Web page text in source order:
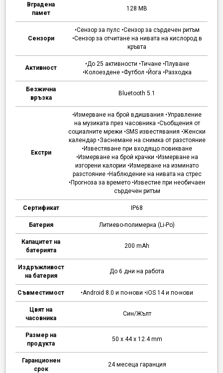
Вградена
памет
128 MB
Сензори
•Сензор за пулс •Сензор за сърдечен ритъм
•Сензор за отчитане на нивата на кислород в
кръвта
Активност
•До 25 активности •Тичане •Плуване
•Колоездене •Футбол •Йога •Разходка
Безжична
връзка
Bluetooth 5.1
Екстри
•Измерване на брой вдишвания •Управление
на музиката през часовника •Съобщения от
социалните мрежи •SMS известявания •Женски
календар •Заснемане на снимка от разстояние
•Известяване при входящо повикване
•Измерване на брой крачки •Измерване на
изгорени калории •Измерване на изминато
разстояние •Наблюдение на нивата на стрес
•Прогноза за времето •Известие при необичаен
сърдечен ритъм
Сертификат IP68
Батерия Литиево-полимерна (Li-Po)
Капацитет на
батерията
200 mAh
Издръжливост
на батерия
До 6 дни на работа
Съвместимост •Android 8.0 и по-нови •iOS 14 и по-нови
Цвят на
часовника
Син/Жълт
Размер на
продукта
50 x 44 x 12.4 mm
Гаранционен
срок
24 месеца гаранция